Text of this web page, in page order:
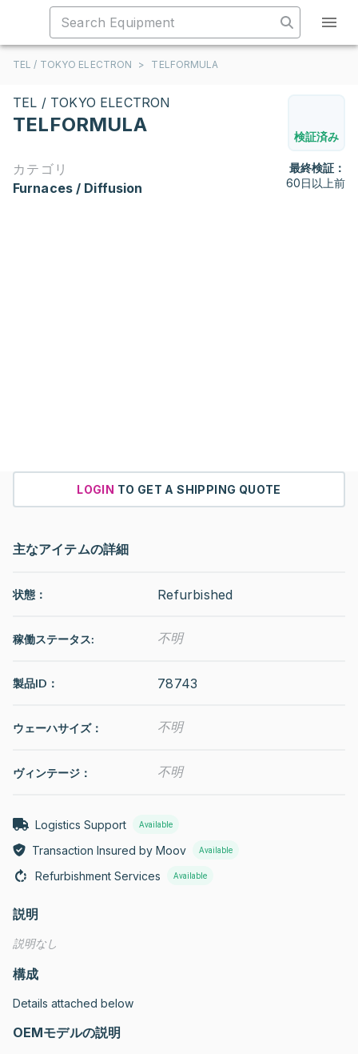
TEL / TOKYO ELECTRON > TELFORMULA
TEL / TOKYO ELECTRON
TELFORMULA
検証済み
カテゴリ
Furnaces / Diffusion
最終検証：
60日以上前
LOGIN TO GET A SHIPPING QUOTE
主なアイテムの詳細
状態： Refurbished
稼働ステータス: 不明
製品ID： 78743
ウェーハサイズ： 不明
ヴィンテージ： 不明
Logistics Support Available
Transaction Insured by Moov Available
Refurbishment Services Available
説明
説明なし
構成
Details attached below
OEMモデルの説明